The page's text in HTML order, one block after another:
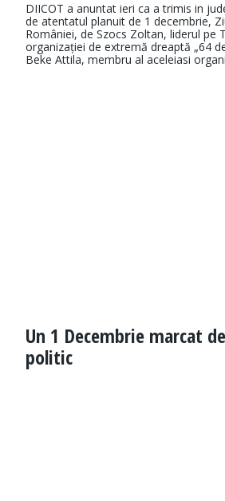
DIICOT a anuntat ieri ca a trimis in
de atentatul planuit de 1 decembrie,
României, de Szocs Zoltan, liderul pe
organizației de extremă dreaptă „64
Beke Attila, membru al aceleiasi
Un 1 Decembrie marcat
politic